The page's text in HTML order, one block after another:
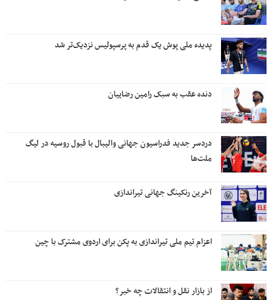
پدیده ملی پوش یک قدم به پرسپولیس نزدیک‌تر شد
دنده عقب به سبک رامین رضاییان
دردسر جدید فدراسیون جهانی والیبال با قبول روسیه در لیگ
ملت‌ها
آخرین رنکینگ جهانی تیراندازی
اعزام تیم ملی تیراندازی به پکن برای اردوی مشترک با چین
از بازار نقل و انتقالات چه خبر؟